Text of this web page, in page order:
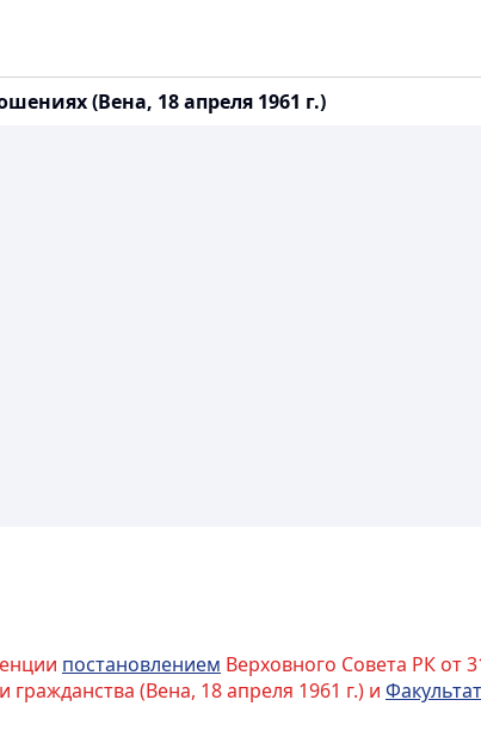
(Вена, 18 апреля 1961 г.)
постановлением Верховного Совета РК от
гражданства (Вена, 18 апреля 1961 г.) и